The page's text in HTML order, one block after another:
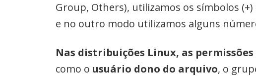
Group, Others), utilizamos os símbolos
e no outro modo utilizamos alguns
Nas distribuições Linux, as
como o usuário dono do arquivo, o